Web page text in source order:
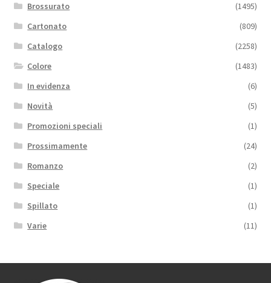
Brossurato
(1495)
Cartonato
(809)
Catalogo
(2258)
Colore
(1483)
In evidenza
(6)
Novità
(5)
Promozioni speciali
(1)
Prossimamente
(24)
Romanzo
(2)
Speciale
(1)
Spillato
(1)
Varie
(11)